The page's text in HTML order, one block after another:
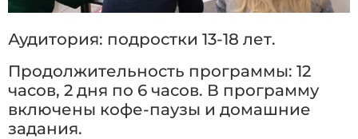
Аудитория: подростки 13-18 лет.
Продолжительность программы: 12
часов, 2 дня по 6 часов. В программу
включены кофе-паузы и домашние
задания.